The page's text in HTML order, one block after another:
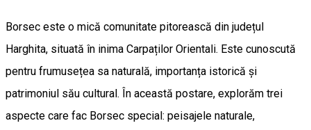
Borsec este o mică comunitate pitorească din județul
Harghita, situată în inima Carpaților Orientali. Este cunoscută
pentru frumusețea sa naturală, importanța istorică și
patrimoniul său cultural. În această postare, explorăm trei
aspecte care fac Borsec special: peisajele naturale,